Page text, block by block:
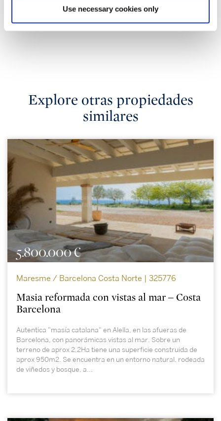
Use necessary cookies only
Explore otras propiedades
similares
5.800.000 €
Maresme / Barcelona Costa Norte | 325776
Masia reformada con vistas al mar – Costa
Barcelona
Autentica "masía catalana" en Alella, en las afueras de
Barcelona, con panorámicas vistas al mar. Sobre un
terreno de aprox 2,2Ha tiene una superficie construida de
aprox 950m2. Se encuentra en un entorno natural, rodeada
de viñedos y bosque, a...